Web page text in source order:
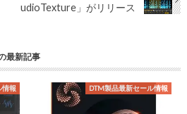
udioTexture」がリリース
最新記事
情報 DTM製品最新セール情報